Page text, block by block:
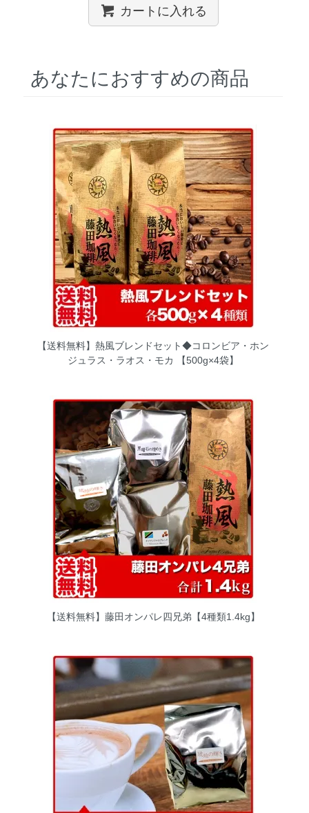
カートに入れる
あなたにおすすめの商品
【送料無料】熱風ブレンドセット◆コロンビア・ホン
ジュラス・ラオス・モカ 【500g×4袋】
【送料無料】藤田オンパレ四兄弟【4種類1.4kg】